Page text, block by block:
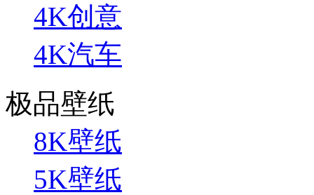
4K创意
4K汽车
极品壁纸
8K壁纸
5K壁纸